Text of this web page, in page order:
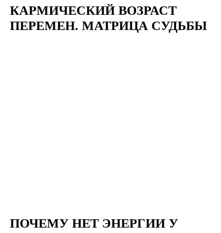
КАРМИЧЕСКИЙ ВОЗРАСТ
ПЕРЕМЕН. МАТРИЦА СУДЬБЫ
ПОЧЕМУ НЕТ ЭНЕРГИИ У